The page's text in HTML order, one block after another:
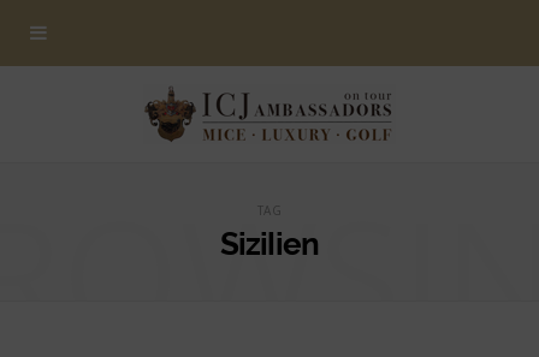
TAG
Sizilien